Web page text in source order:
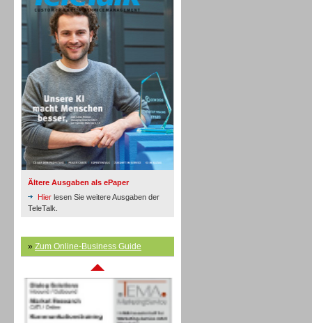
Ältere Ausgaben als ePaper
Hier lesen Sie weitere Ausgaben der
TeleTalk.
» Zum Online-Business Guide
Inbound
Inbound